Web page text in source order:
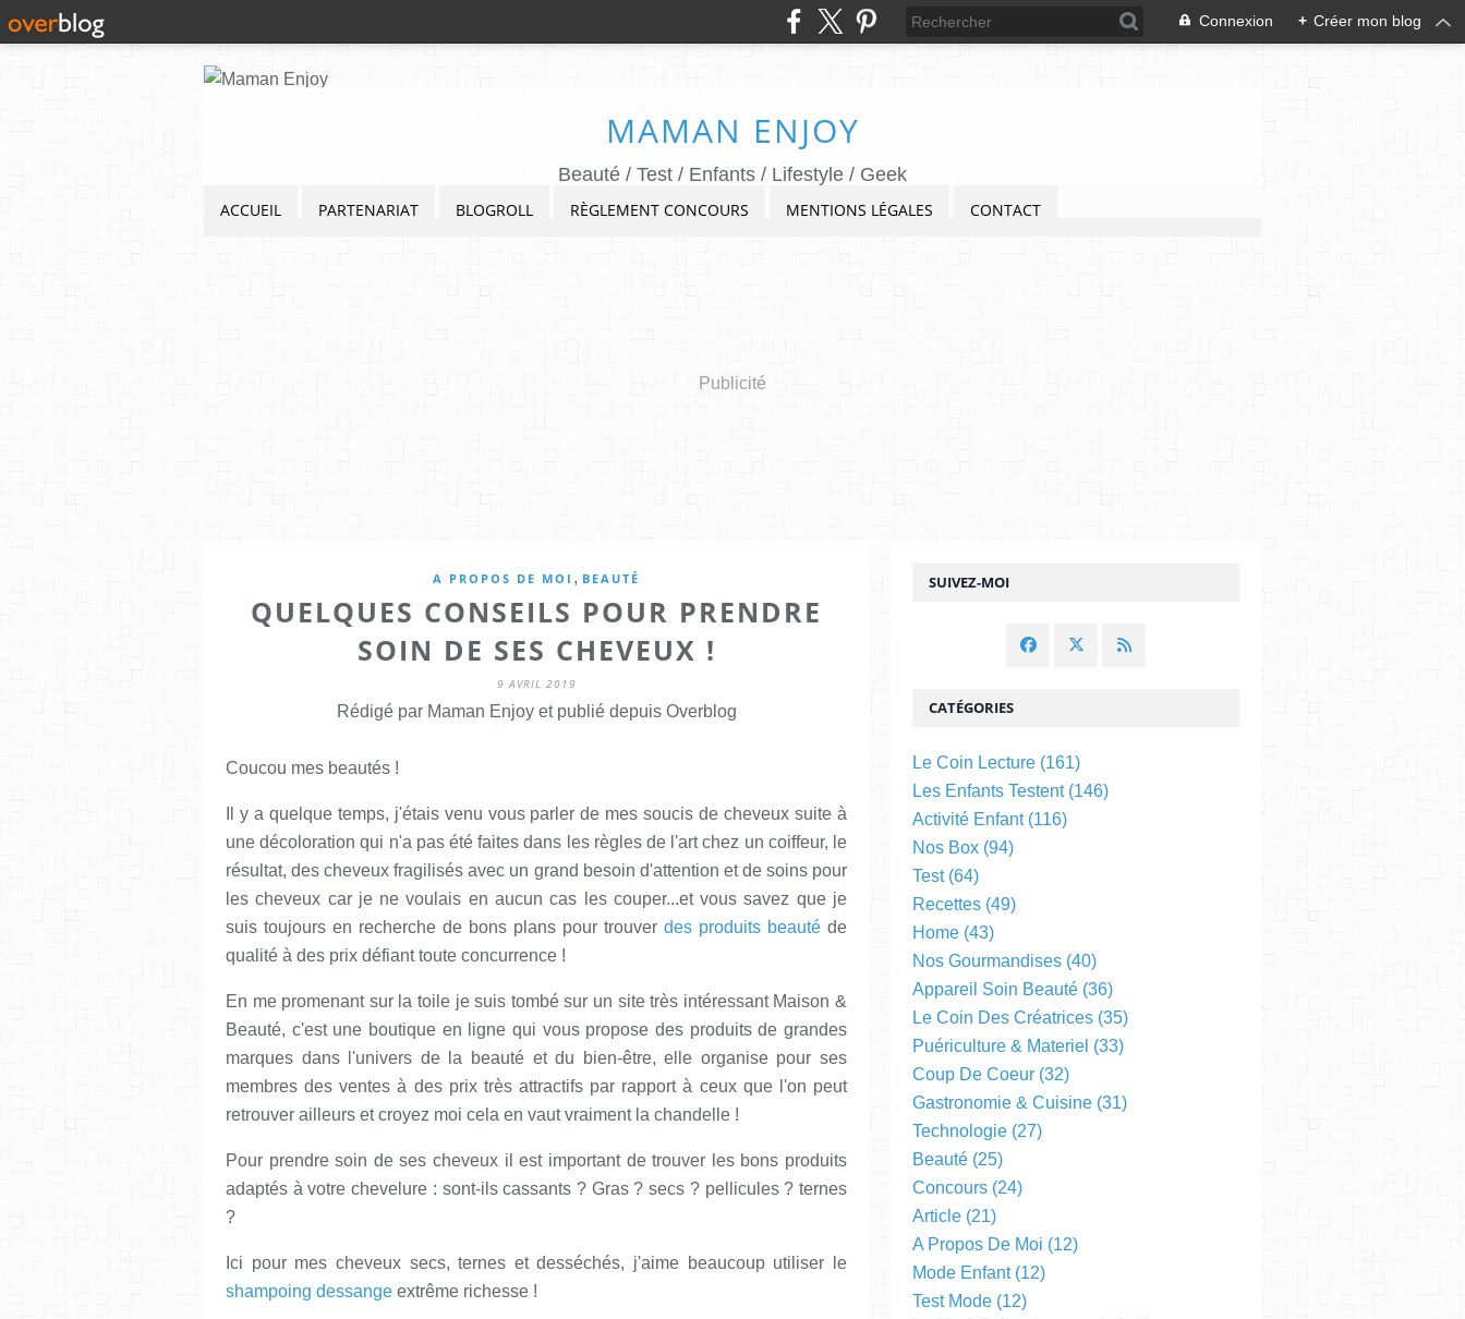
Connexion + Créer mon blog
MAMAN ENJOY
Beauté / Test / Enfants / Lifestyle / Geek
ACCUEIL PARTENARIAT BLOGROLL RÈGLEMENT CONCOURS MENTIONS LÉGALES CONTACT
Publicité
A PROPOS DE MOI , BEAUTÉ
QUELQUES CONSEILS POUR PRENDRE
SOIN DE SES CHEVEUX !
9 AVRIL 2019
Rédigé par Maman Enjoy et publié depuis Overblog
Coucou mes beautés !
Il y a quelque temps, j'étais venu vous parler de mes soucis de cheveux suite à
une décoloration qui n'a pas été faites dans les règles de l'art chez un coiffeur, le
résultat, des cheveux fragilisés avec un grand besoin d'attention et de soins pour
les cheveux car je ne voulais en aucun cas les couper...et vous savez que je
suis toujours en recherche de bons plans pour trouver des produits beauté de
qualité à des prix défiant toute concurrence !
En me promenant sur la toile je suis tombé sur un site très intéressant Maison &
Beauté, c'est une boutique en ligne qui vous propose des produits de grandes
marques dans l'univers de la beauté et du bien-être, elle organise pour ses
membres des ventes à des prix très attractifs par rapport à ceux que l'on peut
retrouver ailleurs et croyez moi cela en vaut vraiment la chandelle !
Pour prendre soin de ses cheveux il est important de trouver les bons produits
adaptés à votre chevelure : sont-ils cassants ? Gras ? secs ? pellicules ? ternes
?
Ici pour mes cheveux secs, ternes et desséchés, j'aime beaucoup utiliser le
shampoing dessange extrême richesse !
SUIVEZ-MOI
CATÉGORIES
Le Coin Lecture (161)
Les Enfants Testent(146)
Activité Enfant(116)
Nos Box (94)
Test(64)
Recettes (49)
Home (43)
Nos Gourmandises (40)
Appareil Soin Beauté (36)
Le Coin Des Créatrices (35)
Puériculture & Materiel (33)
Coup De Coeur (32)
Gastronomie & Cuisine (31)
Technologie (27)
Beauté (25)
Concours (24)
Article (21)
A Propos De Moi (12)
Mode Enfant(12)
Test Mode (12)